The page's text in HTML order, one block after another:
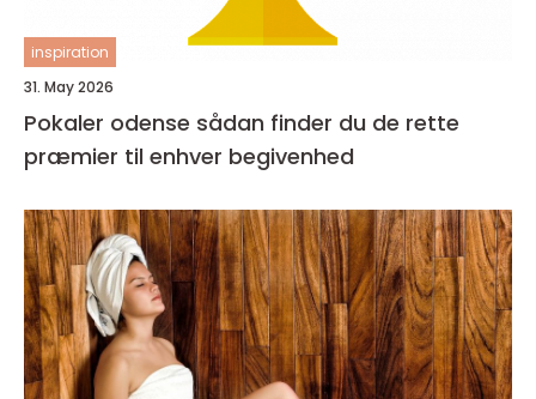
inspiration
31. May 2026
Pokaler odense sådan finder du de rette
præmier til enhver begivenhed